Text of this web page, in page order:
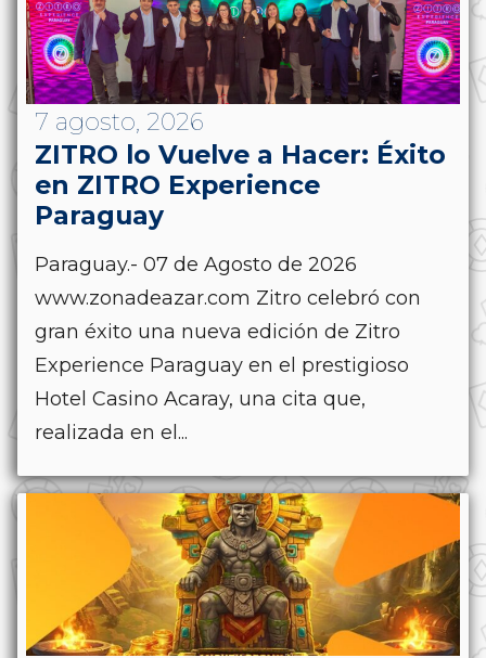
7 agosto, 2026
ZITRO lo Vuelve a Hacer: Éxito
en ZITRO Experience
Paraguay
Paraguay.- 07 de Agosto de 2026
www.zonadeazar.com Zitro celebró con
gran éxito una nueva edición de Zitro
Experience Paraguay en el prestigioso
Hotel Casino Acaray, una cita que,
realizada en el...